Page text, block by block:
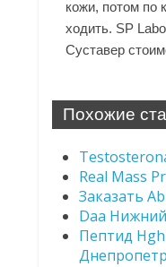
кожи, потом по
ходить. SP
Суставер
Похожие
Real Mass
Заказать
Daa
Пептид